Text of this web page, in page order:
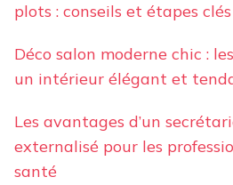
plots : conseils et étapes clés
Déco salon moderne chic :
un intérieur élégant et
Les avantages d’un
externalisé pour les
santé